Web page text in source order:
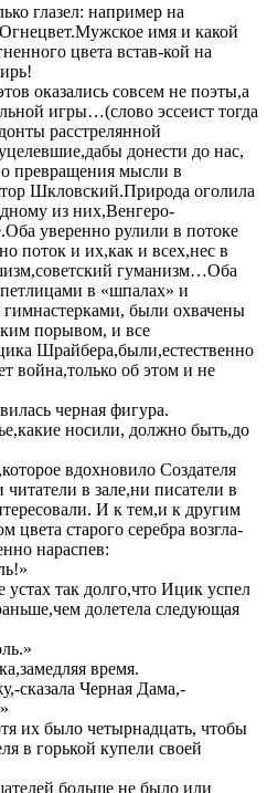
глазел: например на
имя и какой
цвета встав-кой на
оказались совсем не поэты,а
игры…(слово эссеист тогда
расстрелянной
донести до нас,
превращения мысли в
Шкловский.Природа оголила
из них,Венгеро-
уверенно рулили в потоке
поток и их,как и всех,нес в
гуманизм…Оба
в «шпалах» и
были охвачены
порывом, и все
Шрайбера,были,естественно
война,только об этом и не
черная фигура.
носили, должно быть,до
вдохновило Создателя
в зале,ни писатели в
И к тем,и к другим
цвета старого серебра возгла-
нараспев:
устах так долго,что Ицик успел
долетела следующая
время.
сказала Черная Дама,-
их было четырнадцать, чтобы
в горькой купели своей
больше не было или